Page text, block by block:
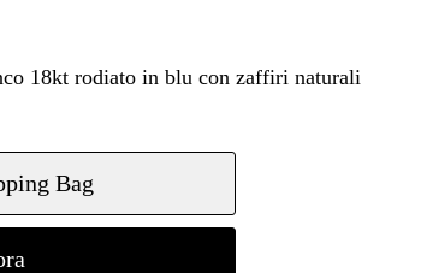
18kt rodiato in blu con zaffiri naturali
Bag